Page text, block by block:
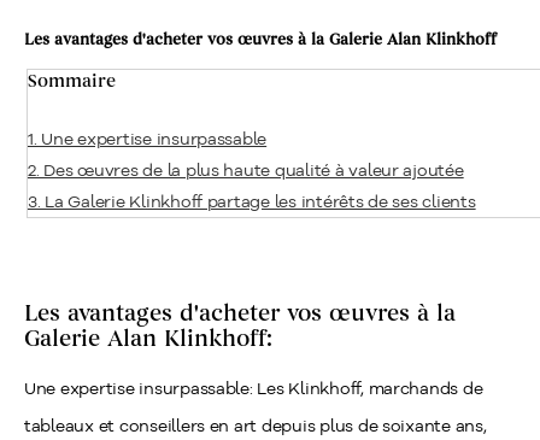
Les avantages d'acheter vos œuvres à la Galerie Alan Klinkhoff
Sommaire
1. Une expertise insurpassable
2. Des œuvres de la plus haute qualité à valeur ajoutée
3. La Galerie Klinkhoff partage les intérêts de ses clients
Les avantages d'acheter vos œuvres à la
Galerie Alan Klinkhoff:
Une expertise insurpassable: Les Klinkhoff, marchands de
tableaux et conseillers en art depuis plus de soixante ans,